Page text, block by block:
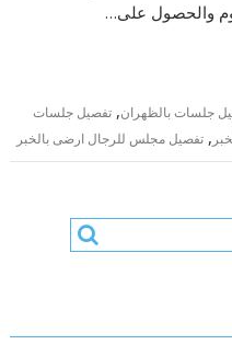
والحصول على…
جلسات بالظهران,تفصيل جلسات
,تفصيل مجلس للرجال ارضى بالخبر